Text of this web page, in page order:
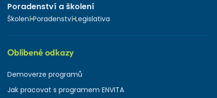
Poradenství a školení
Školení Poradenství Legislativa
Oblíbené odkazy
Demoverze programů
Jak pracovat s programem ENVITA